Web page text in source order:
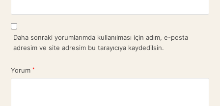
Daha sonraki yorumlarımda kullanılması için adım, e-posta
adresim ve site adresim bu tarayıcıya kaydedilsin.
Yorum*